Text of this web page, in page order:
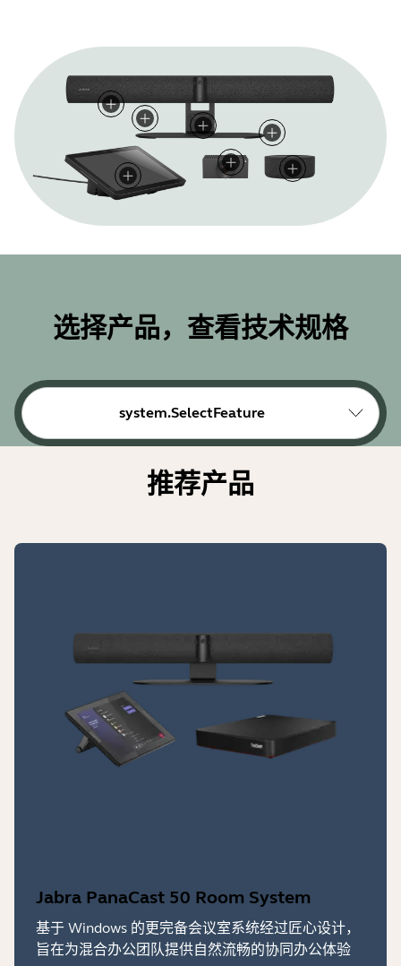
清晰捕捉所有参会人员
高品质视频画面，确保每位参会人员都能清晰呈现。
AI 视频体验
智能演讲者追踪功能，打造自然流畅的对话感，画中画功
听清每一句话
8 个波束成形降噪麦克风阵列，加上 4 个性能强劲的扬声
让音频铺满整个会议室
PanaCast SpeakerMic 可直接插入智能音视频一体机，让
操控自如，易如反掌
使用 Jabra Control IP 轻松发起和管理会议。
设置快速简单
即插即用安装方式，内置配置功能，有效减少部署时间，
安全可靠，面向未来
依托 MDEP 和 Android 13+，强势护航每一次通话。
选择产品，查看技术规格
system.SelectFeature
推荐产品
Jabra PanaCast 50 Room System
基于 Windows 的更完备会议室系统经过匠心设计，
旨在为混合办公团队提供自然流畅的协同办公体验